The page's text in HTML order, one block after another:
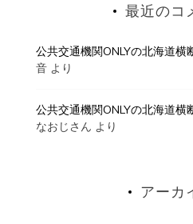
最近のコ
公共交通機関ONLYの北海道
音より
公共交通機関ONLYの北海道
なおじさん より
アーカ